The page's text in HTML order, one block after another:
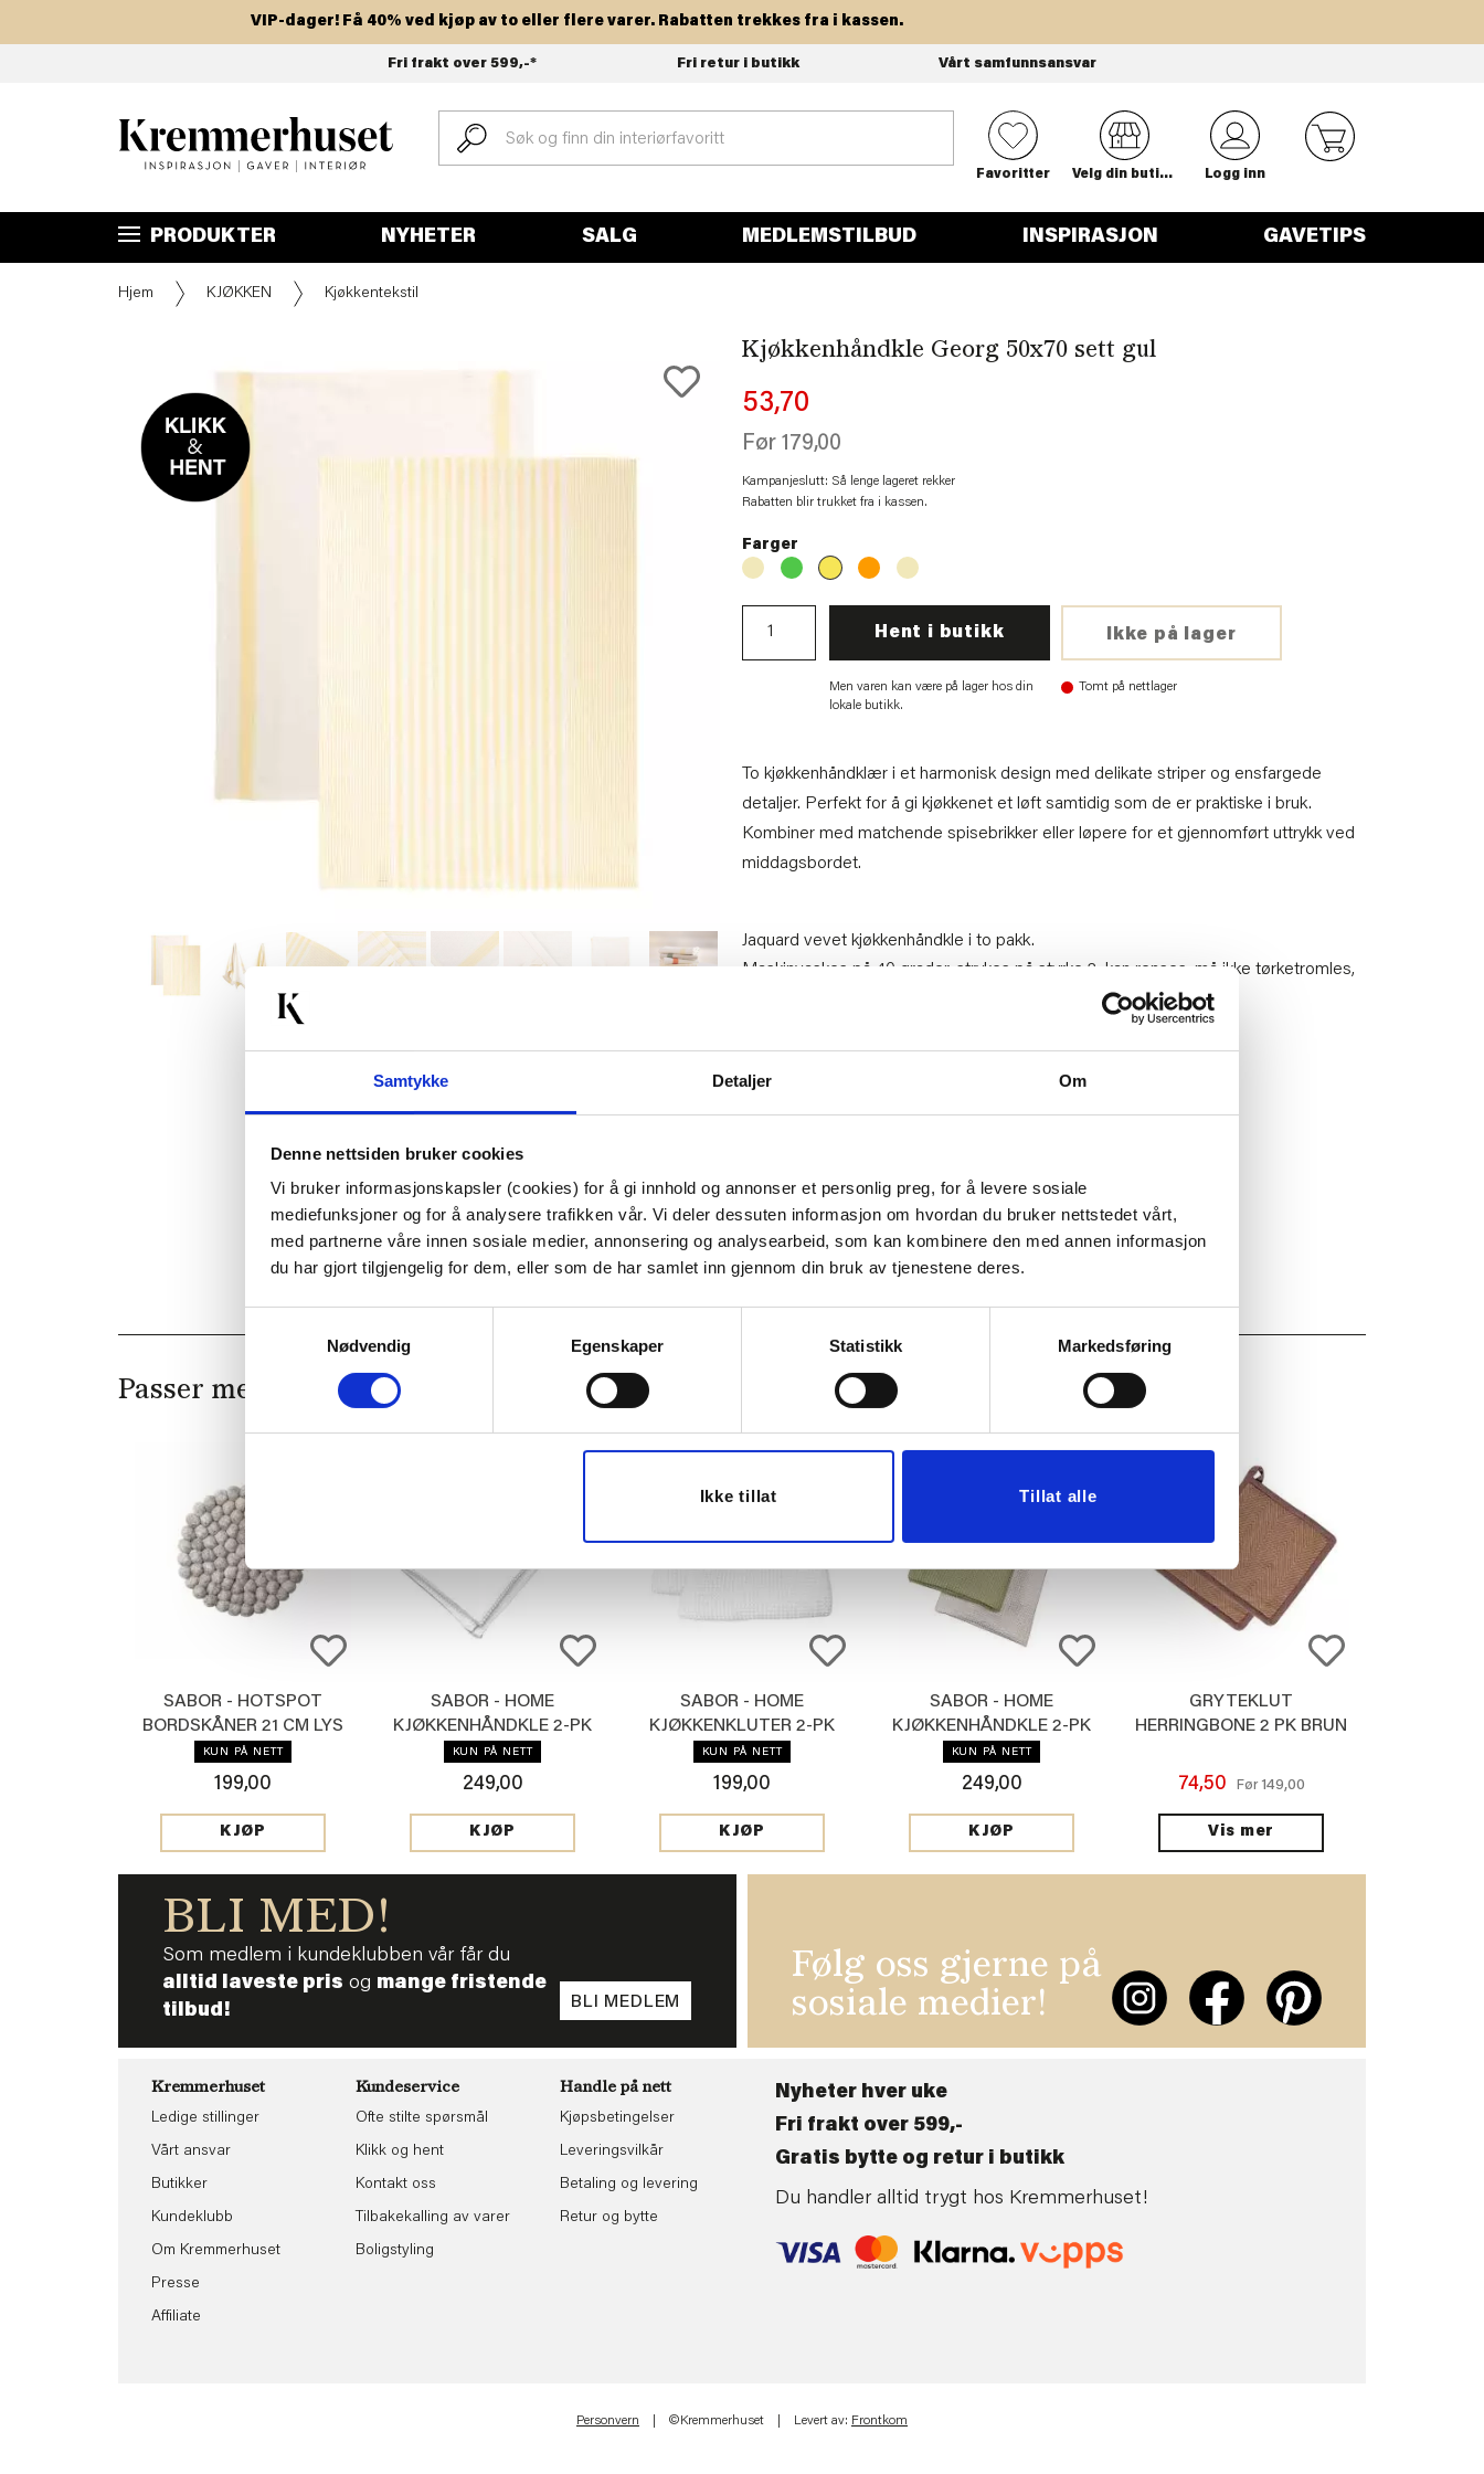
Samtykke Detaljer Om
Denne nettsiden bruker cookies
Vi bruker informasjonskapsler (cookies) for å gi innhold og annonser et personlig preg, for å levere sosiale
mediefunksjoner og for å analysere trafikken vår. Vi deler dessuten informasjon om hvordan du bruker nettstedet vårt,
med partnerne våre innen sosiale medier, annonsering og analysearbeid, som kan kombinere den med annen informasjon
du har gjort tilgjengelig for dem, eller som de har samlet inn gjennom din bruk av tjenestene deres.
Nødvendig
Egenskaper Statistikk Markedsføring
Ikke tillat Tillat alle
Hopp
VIP-dager! Få 40% ved kjøp av to eller flere varer. Rabatten trekkes fra i kassen.
Fri frakt over 599,-* Fri retur i butikk Vårt samfunnsansvar
0
Favoritter Velg din butikk Logg inn
PRODUKTER NYHETER SALG MEDLEMSTILBUD INSPIRASJON GAVETIPS
Hjem KJØKKEN Kjøkkentekstil
Kjøkkenhåndkle Georg 50x70 sett gul
53,70
Før 179,00
Kampanjeslutt: Så lenge lageret rekker
Rabatten blir trukket fra i kassen.
Farger
Ikke på lager
Hent i butikk
Tomt på nettlager
Men varen kan være på lager hos din
lokale butikk.
To kjøkkenhåndklær i et harmonisk design med delikate striper og ensfargede
detaljer. Perfekt for å gi kjøkkenet et løft samtidig som de er praktiske i bruk.
Kombiner med matchende spisebrikker eller løpere for et gjennomført uttrykk ved
middagsbordet.
Jaquard vevet kjøkkenhåndkle i to pakk.
Maskinvaskes på 40 grader, strykes på styrke 2, kan renses, må ikke tørketromles,
Bredde:
Høyde:
38 cm
Tips venner om dette
Last ned bilde
Passer med
SABOR - HOTSPOT
BORDSKÅNER 21 CM LYS
BEIGE
KUN PÅ NETT
199,00
KJØP
SABOR - HOME
KJØKKENHÅNDKLE 2-PK
HVIT
KUN PÅ NETT
249,00
KJØP
SABOR - HOME
KJØKKENKLUTER 2-PK
HVIT
KUN PÅ NETT
199,00
KJØP
SABOR - HOME
KJØKKENHÅNDKLE 2-PK
GRØNN
KUN PÅ NETT
249,00
KJØP
GRYTEKLUT
HERRINGBONE 2 PK BRUN
74,50 Før 149,00
Vis mer
BLI MED!
Som medlem i kundeklubben vår får du
alltid laveste pris og mange fristende
tilbud!
BLI MEDLEM
Følg oss gjerne på
sosiale medier!
Kremmerhuset
Ledige stillinger
Vårt ansvar
Butikker
Kundeklubb
Om Kremmerhuset
Presse
Affiliate
Kundeservice
Ofte stilte spørsmål
Klikk og hent
Kontakt oss
Tilbakekalling av varer
Boligstyling
Handle på nett
Kjøpsbetingelser
Leveringsvilkår
Betaling og levering
Retur og bytte
Nyheter hver uke
Fri frakt over 599,-
Gratis bytte og retur i butikk
Du handler alltid trygt hos Kremmerhuset!
Personvern | ©Kremmerhuset | Levert av: Frontkom